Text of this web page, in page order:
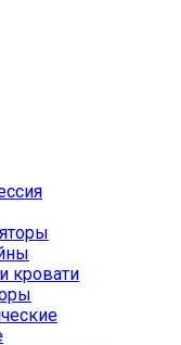
кровати